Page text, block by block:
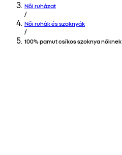
Női ruházat
/
Női ruhák és szoknyák
/
100% pamut csíkos szoknya nőknek